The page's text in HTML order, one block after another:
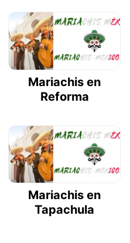
Mariachis en
Reforma
Mariachis en
Tapachula